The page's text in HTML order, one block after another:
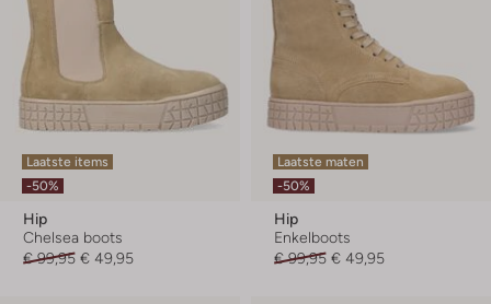
Laatste items
-50%
Hip
Chelsea boots
€ 99,95 € 49,95
Laatste maten
-50%
Hip
Enkelboots
€ 99,95 € 49,95